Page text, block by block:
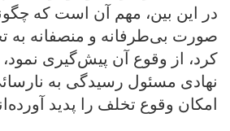
در این بین، مهم آن است که
صورت بی‌طرفانه و منصفانه به
کرد، از وقوع آن پیش‌گیری
نهادی مسئول رسیدگی به
امکان وقوع تخلف را پدید